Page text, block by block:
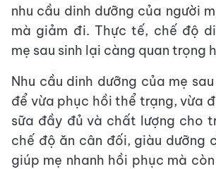
nhu cầu dinh dưỡng của người
mà giảm đi. Thực tế, chế độ
mẹ sau sinh lại càng quan trọng
Nhu cầu dinh dưỡng của mẹ
để vừa phục hồi thể trạng, vừa
sữa đầy đủ và chất lượng cho
chế độ ăn cân đối, giàu dưỡng
giúp mẹ nhanh hồi phục mà